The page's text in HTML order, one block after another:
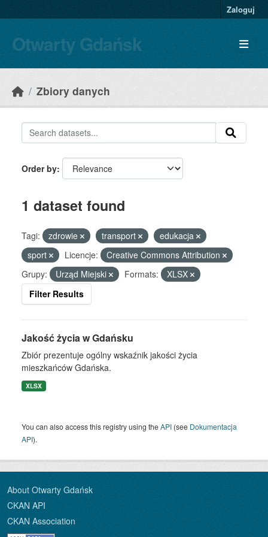
Zaloguj
Otwarty Gdańsk
Zbiory danych
Order by
1 dataset found
Tagi: zdrowie transport
edukacja
sport
Licencje:
Creative Commons Attribution
Grupy:
Urząd Miejski Formats:
XLSX
Filter Results
Jakość życia w Gdańsku
Zbiór prezentuje ogólny wskaźnik jakości życia
mieszkańców Gdańska.
XLSX
You can also access this registry using theAPI (see Dokumentacja
API).
About Otwarty Gdańsk
CKAN API
CKAN Association